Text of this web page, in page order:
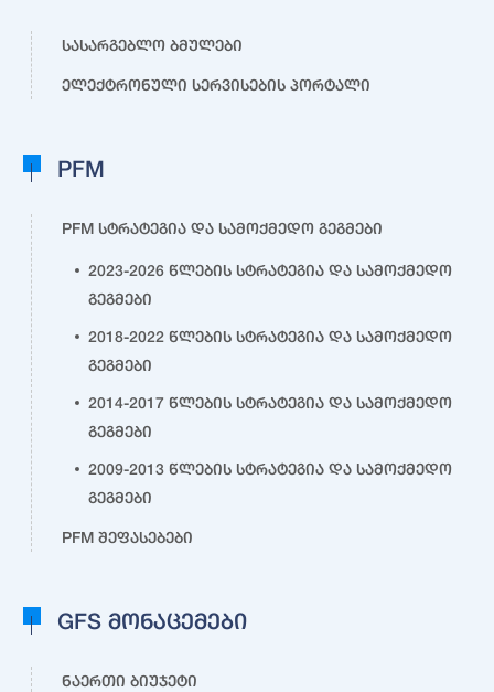
სასარგებლო ბმულები
ელექტრონული სერვისების პორტალი
PFM
PFM სტრატეგია და სამოქმედო გეგმები
2023-2026 წლების სტრატეგია და სამოქმედო
გეგმები
2018-2022 წლების სტრატეგია და სამოქმედო
გეგმები
2014-2017 წლების სტრატეგია და სამოქმედო
გეგმები
2009-2013 წლების სტრატეგია და სამოქმედო
გეგმები
PFM შეფასებები
GFS მონაცემები
ნაერთი ბიუჯეტი